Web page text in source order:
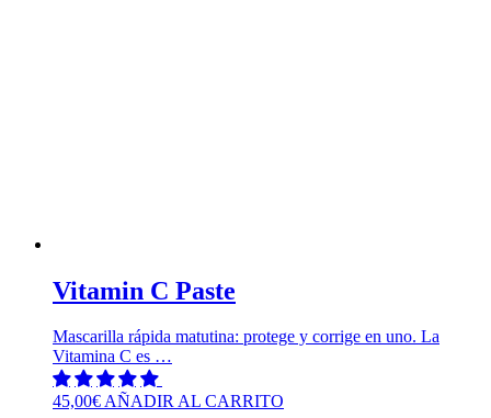
Vitamin C Paste
Mascarilla rápida matutina: protege y corrige en uno. La
Vitamina C es …
45,00€AÑADIR AL CARRITO